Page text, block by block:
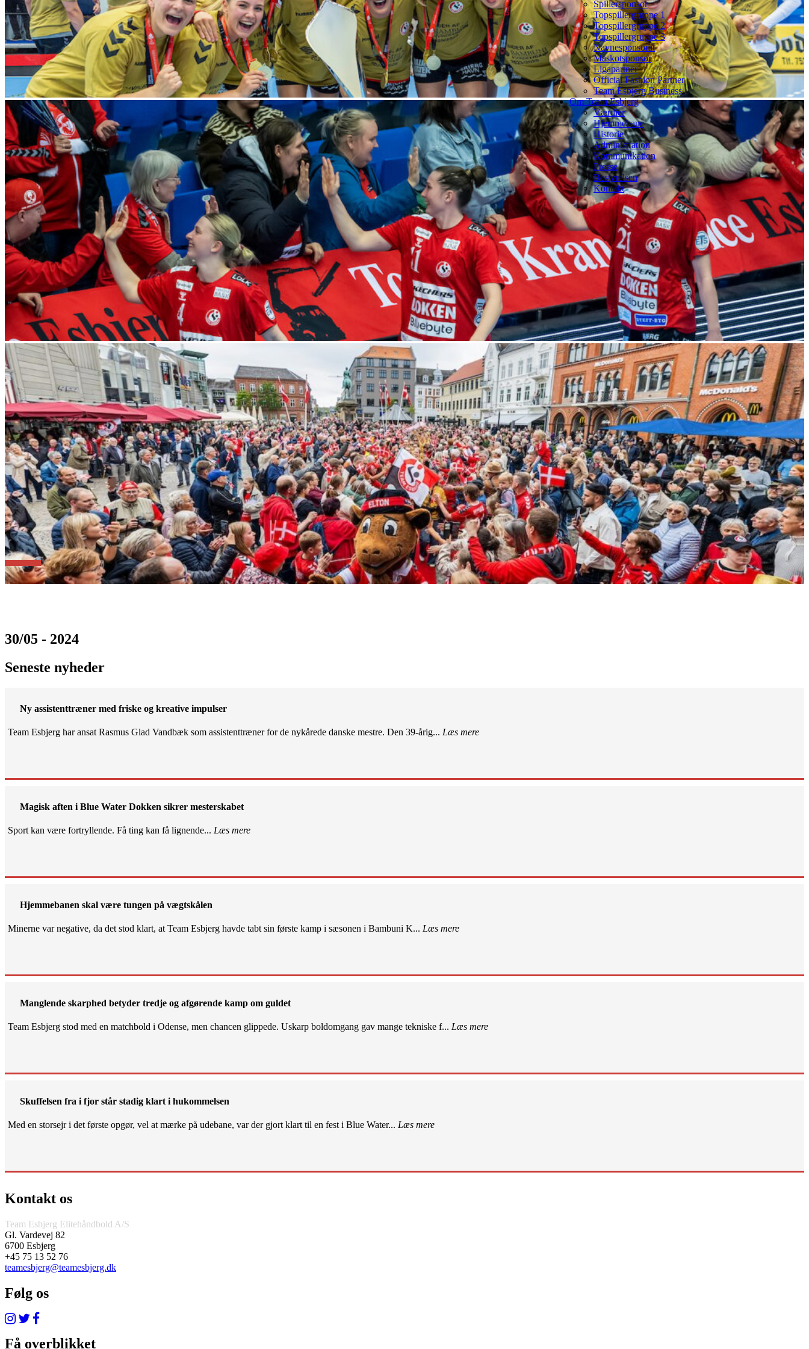
Spillersponsor
Topspillergruppe 1
Topspillergruppe 2
Topspillergruppe 3
Navnesponsorat
Maskotsponsor
Ligapartner
Official Fashion Partner
Team Esbjerg Business
Om Team Esbjerg
Værdier
Hjemmebane
Historie
Administration
Kommunikation
Presse
Bestyrelsen
Kontakt
30/05 - 2024
Seneste nyheder
Ny assistenttræner med friske og kreative impulser
Team Esbjerg har ansat Rasmus Glad Vandbæk som assistenttræner for de nykårede danske mestre. Den 39-årig... Læs mere
Magisk aften i Blue Water Dokken sikrer mesterskabet
Sport kan være fortryllende. Få ting kan få lignende... Læs mere
Hjemmebanen skal være tungen på vægtskålen
Minerne var negative, da det stod klart, at Team Esbjerg havde tabt sin første kamp i sæsonen i Bambuni K... Læs mere
Manglende skarphed betyder tredje og afgørende kamp om guldet
Team Esbjerg stod med en matchbold i Odense, men chancen glippede. Uskarp boldomgang gav mange tekniske f... Læs mere
Skuffelsen fra i fjor står stadig klart i hukommelsen
Med en storsejr i det første opgør, vel at mærke på udebane, var der gjort klart til en fest i Blue Water... Læs mere
Kontakt os
Team Esbjerg Elitehåndbold A/S
Gl. Vardevej 82
6700 Esbjerg
+45 75 13 52 76
teamesbjerg@teamesbjerg.dk
Følg os
Få overblikket